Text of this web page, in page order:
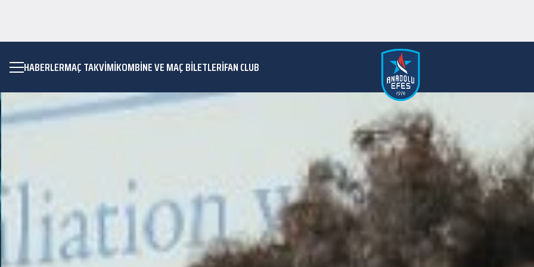
HABERLERMAÇ TAKVIMIKOMBİNE VE MAÇ BİLETLERİFAN CLUB